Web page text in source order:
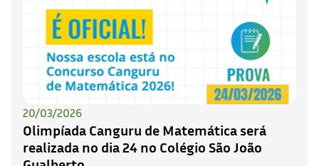
20/03/2026
Olimpíada Canguru de Matemática será
realizada no dia 24 no Colégio São João